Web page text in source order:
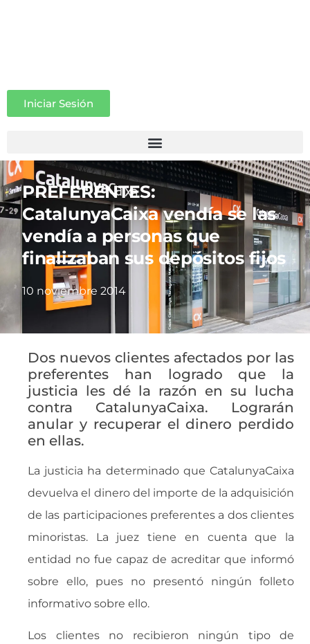
Iniciar Sesión
PREFERENTES:
CatalunyaCaixa vendía se las
vendía a personas que
finalizaban sus depósitos fijos
10 noviembre 2014
Dos nuevos clientes afectados por las
preferentes han logrado que la
justicia les dé la razón en su lucha
contra CatalunyaCaixa. Lograrán
anular y recuperar el dinero perdido
en ellas.
La justicia ha determinado que CatalunyaCaixa
devuelva el dinero del importe de la adquisición
de las participaciones preferentes a dos clientes
minoristas. La juez tiene en cuenta que la
entidad no fue capaz de acreditar que informó
sobre ello, pues no presentó ningún folleto
informativo sobre ello.
Los clientes no recibieron ningún tipo de